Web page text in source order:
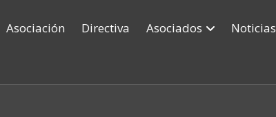
Asociación Directiva Asociados Noticias